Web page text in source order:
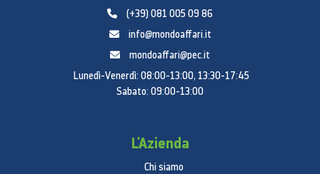
(+39) 081 005 09 86
info@mondoaffari.it
mondoaffari@pec.it
Lunedì-Venerdì: 08:00-13:00, 13:30-17:45
Sabato: 09:00-13:00
L'Azienda
Chi siamo